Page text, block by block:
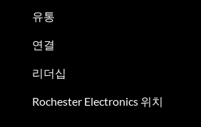
유통
연결
리더십
Rochester Electronics 위치